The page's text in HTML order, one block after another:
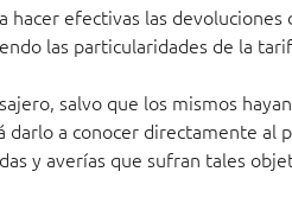
efectivas las
las particularidades de la
salvo que los mismos
a conocer directamente al
y averías que sufran tales